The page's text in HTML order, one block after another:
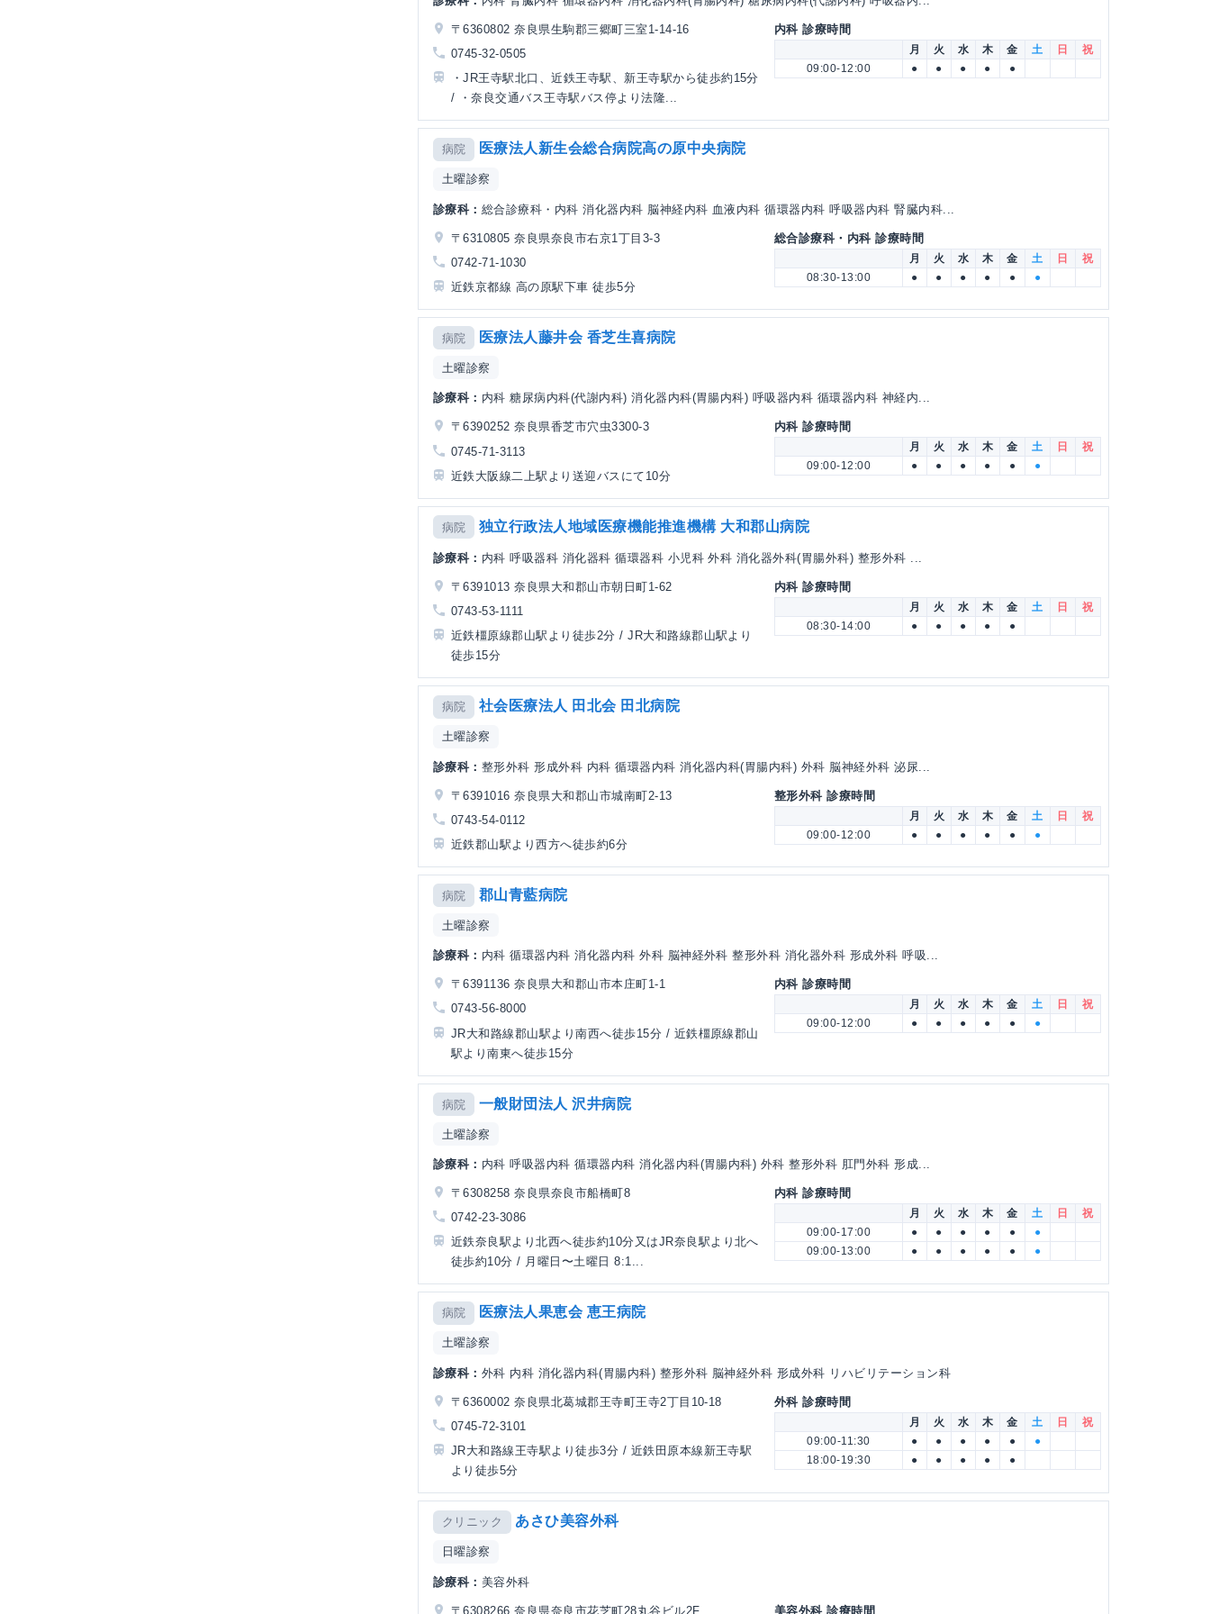
〒6360802 奈良県生駒郡三郷町三室1-14-16
0745-32-0505
・JR王寺駅北口、近鉄王寺駅、新王寺駅から徒歩約15分
/ ・奈良交通バス王寺駅バス停より法隆...
内科 診療時間
月 火 水 木 金 土 日
祝
09:00-12:00
● ● ● ● ●
病院 医療法人新生会総合病院高の原中央病院
土曜診察
診療科： 総合診療科・内科 消化器内科 脳神経内科 血液内科 循環器内科 呼吸器内科 腎臓内科...
〒6310805 奈良県奈良市右京1丁目3-3
0742-71-1030
近鉄京都線 高の原駅下車 徒歩5分
総合診療科・内科 診療時間
月 火 水 木 金 土 日
祝
08:30-13:00
● ● ● ● ● ●
病院 医療法人藤井会 香芝生喜病院
土曜診察
診療科： 内科 糖尿病内科(代謝内科) 消化器内科(胃腸内科) 呼吸器内科 循環器内科 神経内...
〒6390252 奈良県香芝市穴虫3300-3
0745-71-3113
近鉄大阪線二上駅より送迎バスにて10分
内科 診療時間
月 火 水 木 金 土 日
祝
09:00-12:00
● ● ● ● ● ●
病院 独立行政法人地域医療機能推進機構 大和郡山病院
診療科： 内科 呼吸器科 消化器科 循環器科 小児科 外科 消化器外科(胃腸外科) 整形外科 ...
〒6391013 奈良県大和郡山市朝日町1-62
0743-53-1111
近鉄橿原線郡山駅より徒歩2分 / JR大和路線郡山駅より
徒歩15分
内科 診療時間
月 火 水 木 金 土 日
祝
08:30-14:00
● ● ● ● ●
病院 社会医療法人 田北会 田北病院
土曜診察
診療科： 整形外科 形成外科 内科 循環器内科 消化器内科(胃腸内科) 外科 脳神経外科 泌尿...
〒6391016 奈良県大和郡山市城南町2-13
0743-54-0112
近鉄郡山駅より西方へ徒歩約6分
整形外科 診療時間
月 火 水 木 金 土 日
祝
09:00-12:00
● ● ● ● ● ●
病院 郡山青藍病院
土曜診察
診療科： 内科 循環器内科 消化器内科 外科 脳神経外科 整形外科 消化器外科 形成外科 呼吸...
〒6391136 奈良県大和郡山市本庄町1-1
0743-56-8000
JR大和路線郡山駅より南西へ徒歩15分 / 近鉄橿原線郡山
駅より南東へ徒歩15分
内科 診療時間
月 火 水 木 金 土 日
祝
09:00-12:00
● ● ● ● ● ●
病院 一般財団法人 沢井病院
土曜診察
診療科： 内科 呼吸器内科 循環器内科 消化器内科(胃腸内科) 外科 整形外科 肛門外科 形成...
〒6308258 奈良県奈良市船橋町8
0742-23-3086
近鉄奈良駅より北西へ徒歩約10分又はJR奈良駅より北へ
徒歩約10分 / 月曜日〜土曜日 8:1...
内科 診療時間
月 火 水 木 金 土 日
祝
09:00-17:00
● ● ● ● ●
●
09:00-13:00
● ● ● ● ● ●
病院 医療法人果恵会 恵王病院
土曜診察
診療科： 外科 内科 消化器内科(胃腸内科) 整形外科 脳神経外科 形成外科 リハビリテーション科
〒6360002 奈良県北葛城郡王寺町王寺2丁目10-18
0745-72-3101
JR大和路線王寺駅より徒歩3分 / 近鉄田原本線新王寺駅
より徒歩5分
外科 診療時間
月 火 水 木 金 土 日
祝
09:00-11:30
● ● ● ● ●
●
18:00-19:30
● ● ● ● ●
クリニック あさひ美容外科
日曜診察
診療科： 美容外科
〒6308266 奈良県奈良市花芝町28丸谷ビル2F 美容外科 診療時間